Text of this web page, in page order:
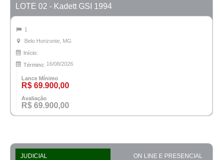
LOTE 02 - Kadett GSI 1994
1
Belo Horizonte, MG
Início:
Término: 16/08/2026
Lance Mínimo
R$ 69.900,00
Avaliação
R$ 69.900,00
JUDICIAL ON LINE E PRESENCIAL